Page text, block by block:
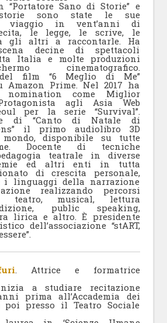
“Portatore Sano di Storie” e
sono state le sue
viaggio in vent’anni di
le legge, le scrive, le
gli altri a raccontarle. Ha
decine di spettacoli
Italia e molte produzioni
cinematografico.
del film “6 Meglio di Me”
Amazon Prime. Nel 2017 ha
nomination come Miglior
agli Asia Web
per la serie “Survival”.
di “Canto di Natale di
il primo audiolibro 3D
disponibile su tutte
Docente di tecniche
teatrale in diverse
ed altri enti in tutta
di crescita personale,
i linguaggi della narrazione
realizzando percorsi
teatro, musical, lettura
public speaking,
lirica e altro. È presidente
dell’associazione “stART,
. Attrice e formatrice
a studiare recitazione
prima all’Accademia dei
presso il Teatro Sociale